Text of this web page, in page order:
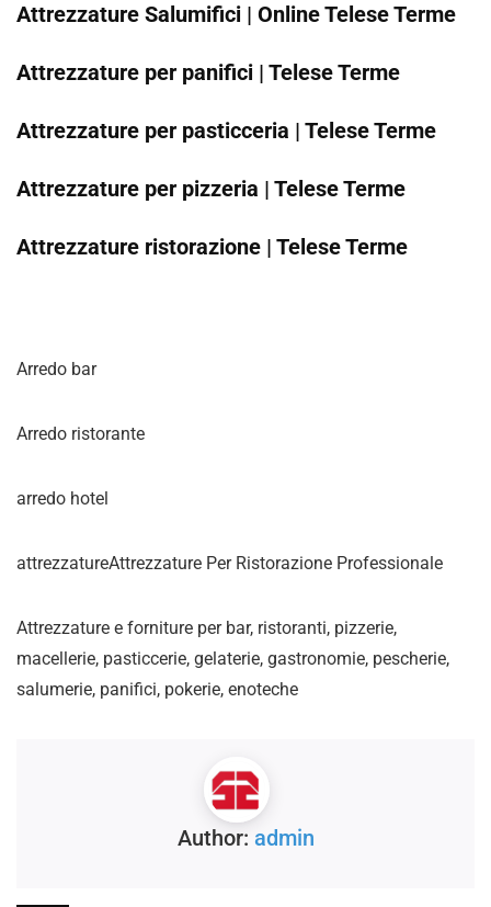
Attrezzature Salumifici | Online Telese Terme
Attrezzature per panifici | Telese Terme
Attrezzature per pasticceria | Telese Terme
Attrezzature per pizzeria | Telese Terme
Attrezzature ristorazione | Telese Terme
Arredo bar
Arredo ristorante
arredo hotel
attrezzatureAttrezzature Per Ristorazione Professionale
Attrezzature e forniture per bar, ristoranti, pizzerie,
macellerie, pasticcerie, gelaterie, gastronomie, pescherie,
salumerie, panifici, pokerie, enoteche
Author: admin